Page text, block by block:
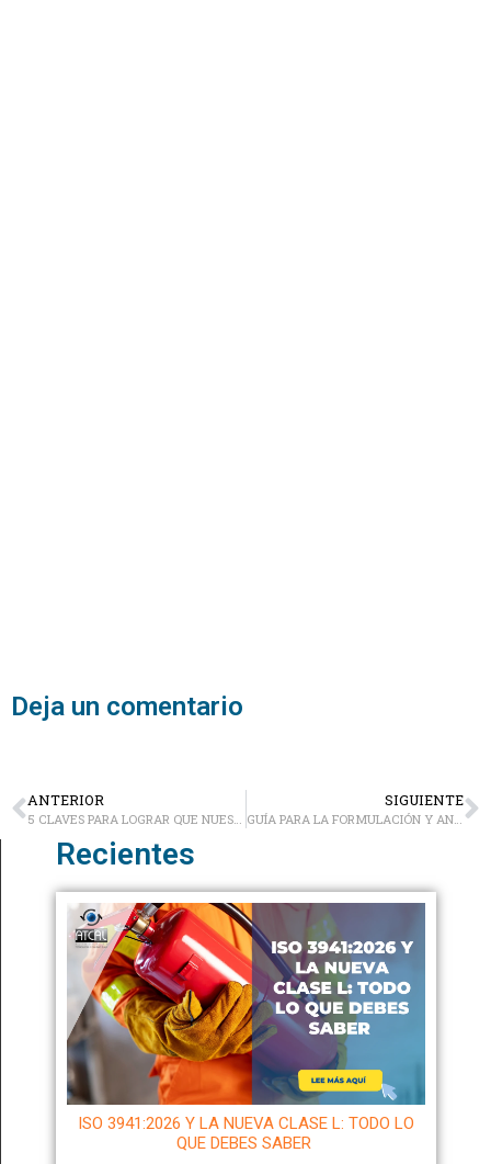
Deja un comentario
ANTERIOR
5 CLAVES PARA LOGRAR QUE NUESTRO TRABAJO SEA VALORADO
SIGUIENTE
GUÍA PARA LA FORMULACIÓN Y ANÁLISIS DE INDICADORES DE GESTIÓN
Recientes
ISO 3941:2026 Y LA NUEVA CLASE L: TODO LO
QUE DEBES SABER